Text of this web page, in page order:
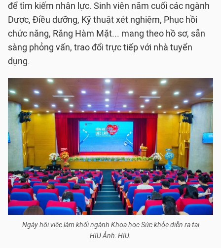
để tìm kiếm nhân lực. Sinh viên năm cuối các ngành
Dược, Điều dưỡng, Kỹ thuật xét nghiệm, Phục hồi
chức năng, Răng Hàm Mặt... mang theo hồ sơ, sẵn
sàng phỏng vấn, trao đổi trực tiếp với nhà tuyển
dụng.
Ngày hội việc làm khối ngành Khoa học Sức khỏe diễn ra tại
HIU Ảnh: HIU.